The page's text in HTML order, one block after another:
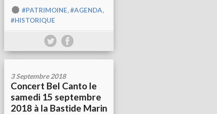
#PATRIMOINE,#AGENDA,
#HISTORIQUE
3 Septembre 2018
Concert Bel Canto le
samedi 15 septembre
2018 à la Bastide Marin